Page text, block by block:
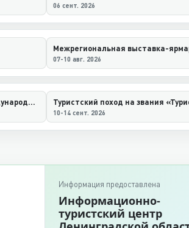
06 сент. 2026
07-10 авг. 2026
Легкоатлетический забег «Международный Когалымский полумарафон»
10-14 сент. 2026
Информация предоставлена
Информационно-
туристский центр